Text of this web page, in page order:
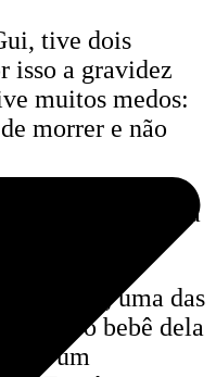
tive dois
isso a gravidez
muitos medos:
morrer e não
a fazer yoga para
um pouco.
semanas, uma das
o bebê dela
de um